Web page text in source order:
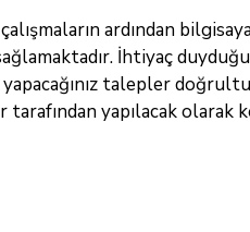
ardından
İhtiyaç
talepler
yapılacak